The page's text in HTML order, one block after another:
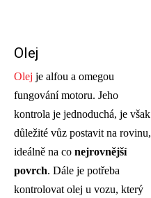
Olej
Olej je alfou a omegou
fungování motoru. Jeho
kontrola je jednoduchá, je však
důležité vůz postavit na rovinu,
ideálně na co nejrovnější
povrch. Dále je potřeba
kontrolovat olej u vozu, který